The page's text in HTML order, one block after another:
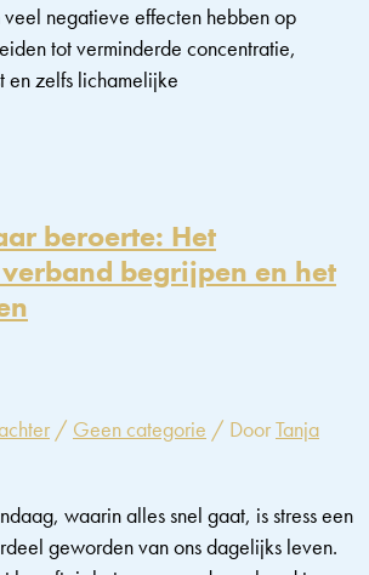
veel negatieve effecten hebben op
tot verminderde concentratie,
en zelfs lichamelijke
beroerte: Het
begrijpen en het
/ Geen categorie / DoorTanja
waarin alles snel gaat, is stress een
geworden van ons dagelijks leven.